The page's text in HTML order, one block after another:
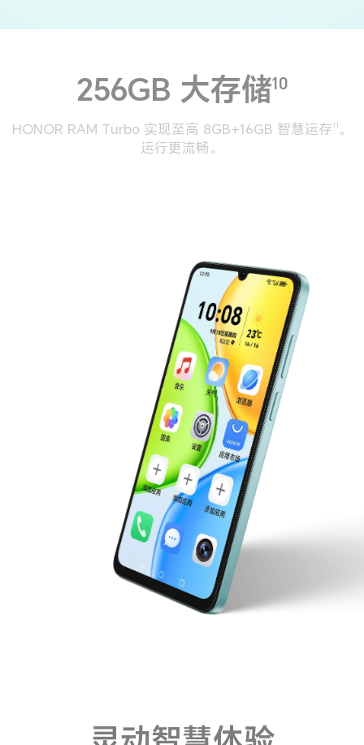
256GB 大存储10
HONOR RAM Turbo 实现至高 8GB+16GB 智慧运存 11 。
运行更流畅。